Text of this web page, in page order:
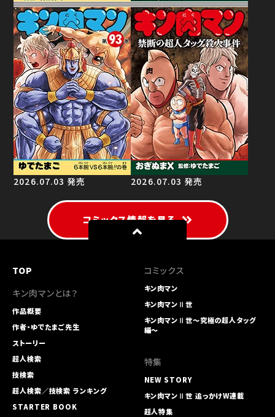
2026.07.03 発売 2026.07.03 発売
コミックス情報を見る
TOP
キン肉マンとは？
作品概要
作者・ゆでたまご先生
ストーリー
超人検索
技検索
超人検索／技検索 ランキング
STARTER BOOK
コミックス
キン肉マン
キン肉マンⅡ世
キン肉マンⅡ世～究極の超人タッグ
編～
特集
NEW STORY
キン肉マンⅡ世 追っかけW連載
超人特集